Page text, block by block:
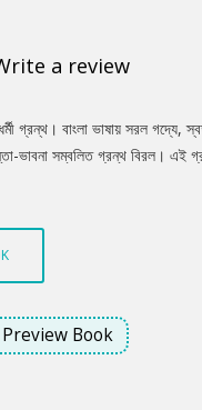
a review
গ্রন্থ। বাংলা ভাষায় সরল গদ্যে,
ভাবনা সম্বলিত গ্রন্থ বিরল। এই
সংগ্রাম করার কথা। কোনো কিছুতে
Preview Book